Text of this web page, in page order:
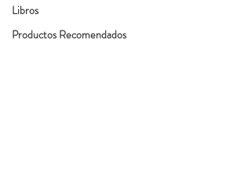
Libros
Productos Recomendados